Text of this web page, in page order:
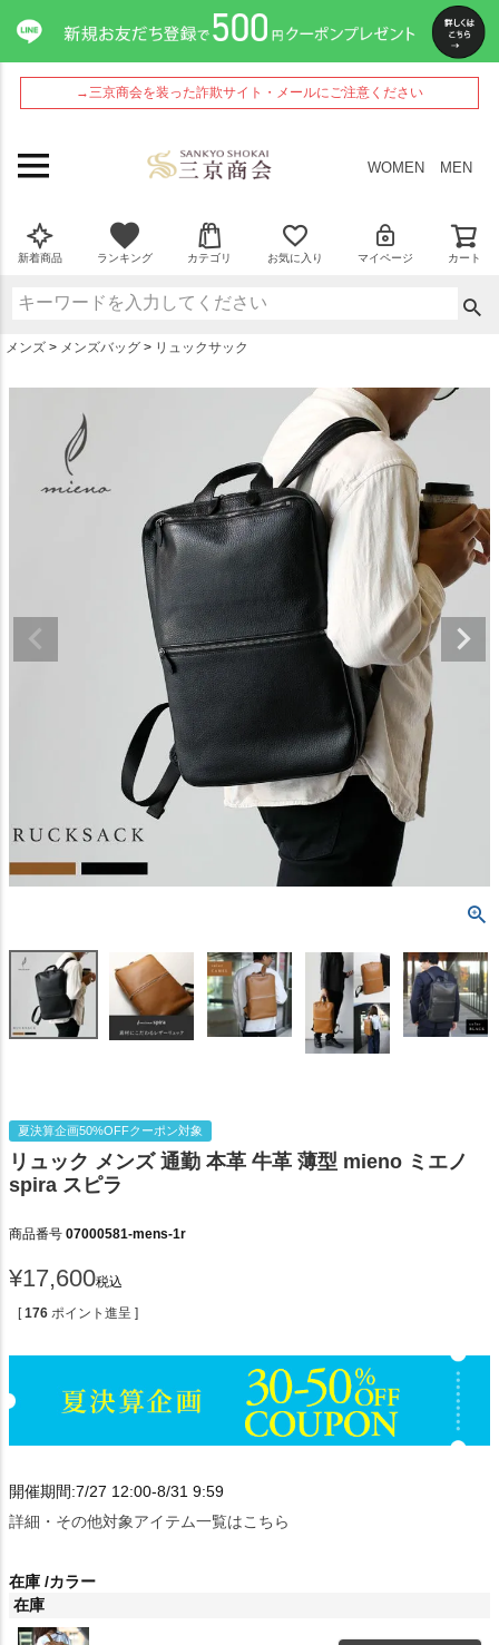
→三京商会を装った詐欺サイト・メールにご注意ください
WOMEN MEN
新着商品 ランキング カテゴリ お気に入り マイページ カート
メンズ メンズバッグ リュックサック
夏決算企画50%OFFクーポン対象
リュック メンズ 通勤 本革 牛革 薄型 mieno ミエノ
spira スピラ
商品番号 07000581-mens-1r
¥17,600税込
[ 176 ポイント進呈 ]
開催期間:7/27 12:00-8/31 9:59
詳細・その他対象アイテム一覧はこちら
在庫 カラー
在庫
ペー
ジト
ップ
へ